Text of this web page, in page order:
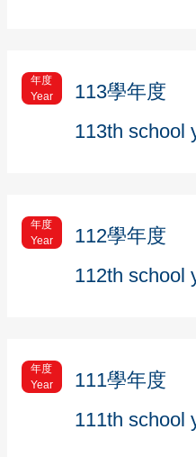
年度
Year
113學年度
113th school
年度
Year
112學年度
112th school
年度
Year
111學年度
111th school